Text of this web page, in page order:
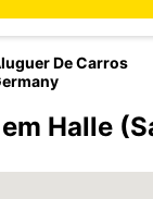
De Carros
Halle